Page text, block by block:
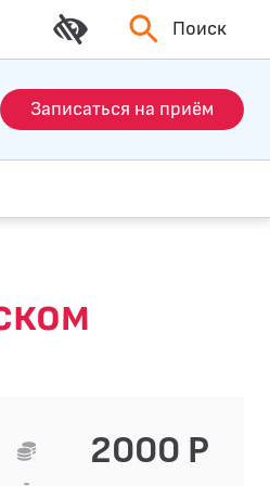
Поиск
Записаться на приём
2000 Р